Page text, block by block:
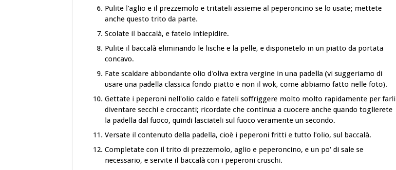
Pulite l'aglio e il prezzemolo e tritateli assieme al peperoncino se lo usate; mettete
anche questo trito da parte.
Scolate il baccalà, e fatelo intiepidire.
Pulite il baccalà eliminando le lische e la pelle, e disponetelo in un piatto da portata
concavo.
Fate scaldare abbondante olio d'oliva extra vergine in una padella (vi suggeriamo di
usare una padella classica fondo piatto e non il wok, come abbiamo fatto nelle foto).
Gettate i peperoni nell'olio caldo e fateli soffriggere molto molto rapidamente per farli
diventare secchi e croccanti; ricordate che continua a cuocere anche quando toglierete
la padella dal fuoco, quindi lasciateli sul fuoco veramente un secondo.
Versate il contenuto della padella, cioè i peperoni fritti e tutto l'olio, sul baccalà.
Completate con il trito di prezzemolo, aglio e peperoncino, e un po' di sale se
necessario, e servite il baccalà con i peperoni cruschi.